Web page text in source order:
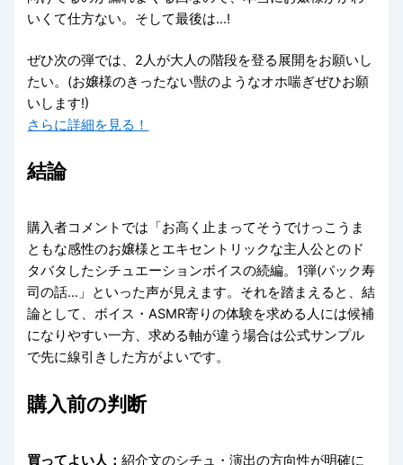
いくて仕方ない。そして最後は…!
ぜひ次の弾では、2人が大人の階段を登る展開をお願いし
たい。(お嬢様のきったない獣のようなオホ喘ぎぜひお願
いします!)
さらに詳細を見る！
結論
購入者コメントでは「お高く止まってそうでけっこうま
ともな感性のお嬢様とエキセントリックな主人公とのド
タバタしたシチュエーションボイスの続編。1弾(パック寿
司の話…」といった声が見えます。それを踏まえると、結
論として、ボイス・ASMR寄りの体験を求める人には候補
になりやすい一方、求める軸が違う場合は公式サンプル
で先に線引きした方がよいです。
購入前の判断
買ってよい人：紹介文のシチュ・演出の方向性が明確に